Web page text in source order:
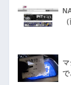
で